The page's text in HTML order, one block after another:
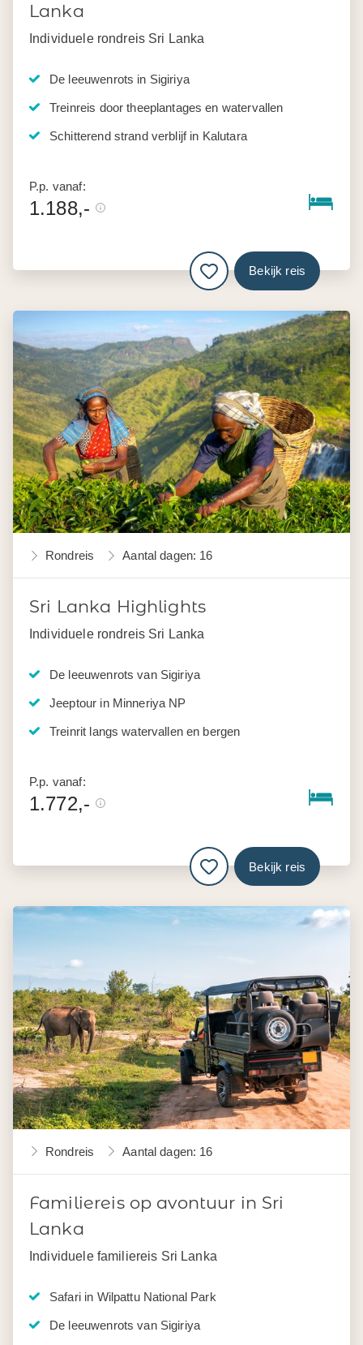
Lanka
Individuele rondreis Sri Lanka
De leeuwenrots in Sigiriya
Treinreis door theeplantages en watervallen
Schitterend strand verblijf in Kalutara
P.p. vanaf:
1.188,-
Bekijk reis
Rondreis Aantal dagen: 16
Sri Lanka Highlights
Individuele rondreis Sri Lanka
De leeuwenrots van Sigiriya
Jeeptour in Minneriya NP
Treinrit langs watervallen en bergen
P.p. vanaf:
1.772,-
Bekijk reis
Rondreis Aantal dagen: 16
Familiereis op avontuur in Sri
Lanka
Individuele familiereis Sri Lanka
Safari in Wilpattu National Park
De leeuwenrots van Sigiriya